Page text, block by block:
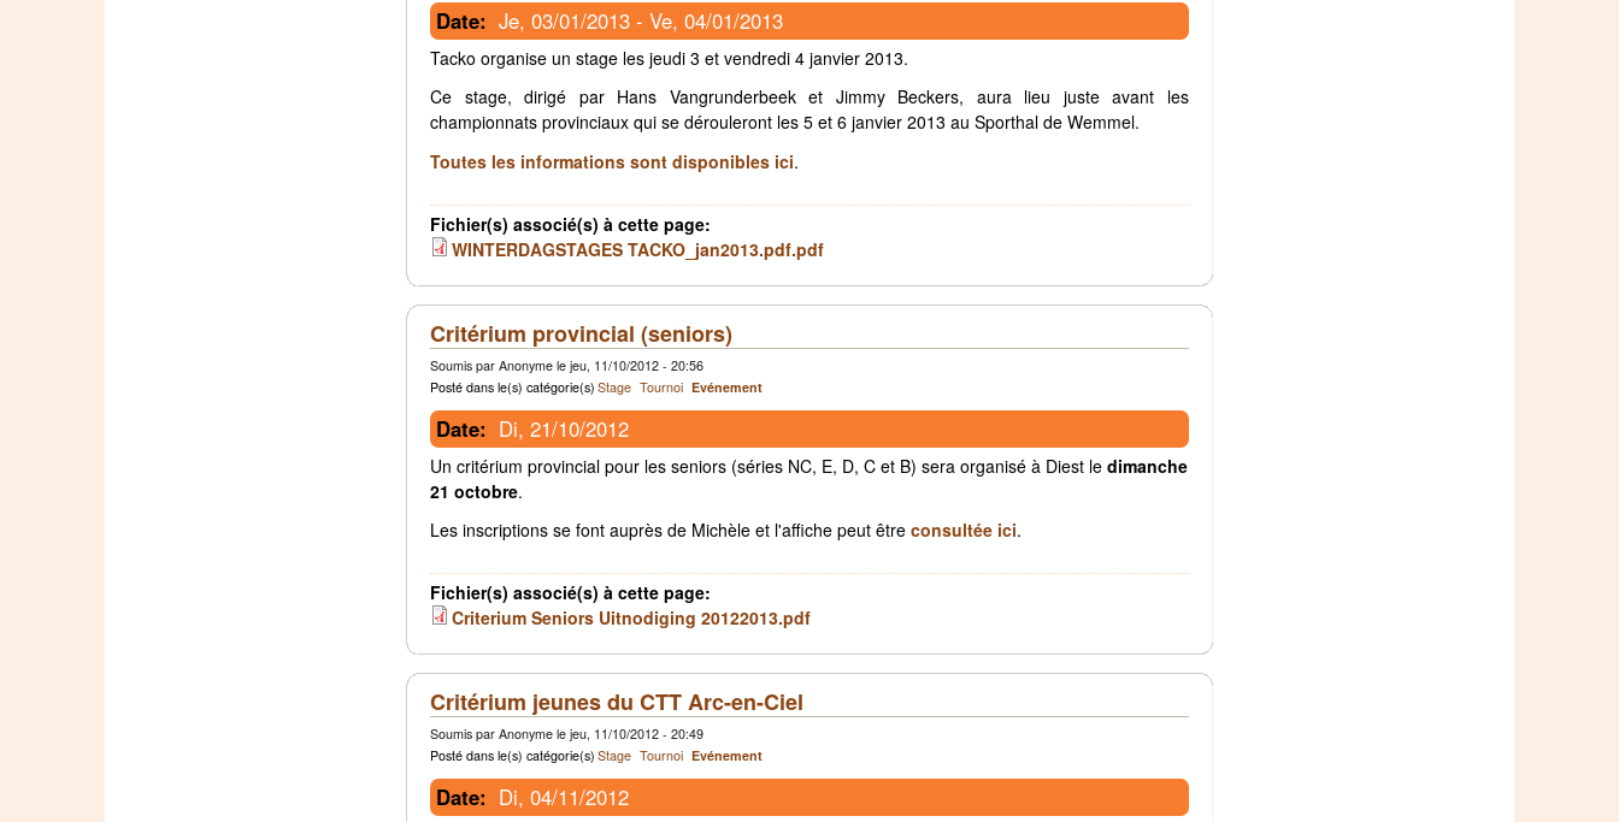
Date: Je, 03/01/2013 -Ve, 04/01/2013
Tacko organise un stage les jeudi 3 et vendredi 4 janvier 2013.
Ce stage, dirigé par Hans Vangrunderbeek et Jimmy Beckers, aura lieu juste avant les
championnats provinciaux qui se dérouleront les 5 et 6 janvier 2013 au Sporthal de Wemmel.
Toutes les informations sont disponibles ici.
Fichier(s) associé(s) à cette page:
WINTERDAGSTAGES TACKO_jan2013.pdf.pdf
Critérium provincial (seniors)
Soumis par Anonyme le jeu, 11/10/2012 - 20:56
Posté dans le(s) catégorie(s) Stage Tournoi Evénement
Date: Di, 21/10/2012
Un critérium provincial pour les seniors (séries NC, E, D, C et B) sera organisé à Diest ledimanche
21 octobre.
Les inscriptions se font auprès de Michèle et l'affiche peut êtreconsultée ici.
Fichier(s) associé(s) à cette page:
Criterium Seniors Uitnodiging 20122013.pdf
Critérium jeunes du CTT Arc-en-Ciel
Soumis par Anonyme le jeu, 11/10/2012 - 20:49
Posté dans le(s) catégorie(s) Stage Tournoi Evénement
Date: Di, 04/11/2012